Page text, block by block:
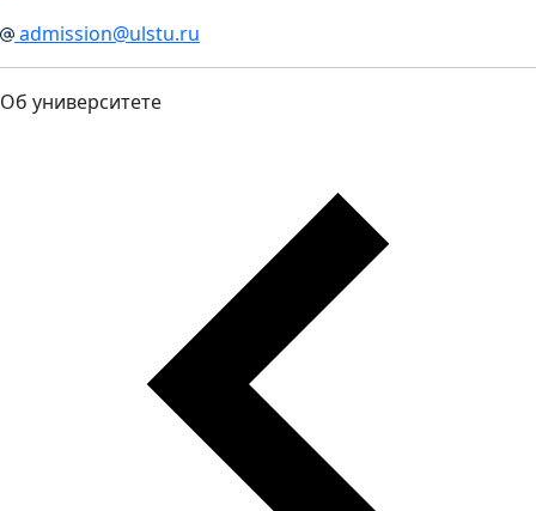
admission@ulstu.ru
Об университете